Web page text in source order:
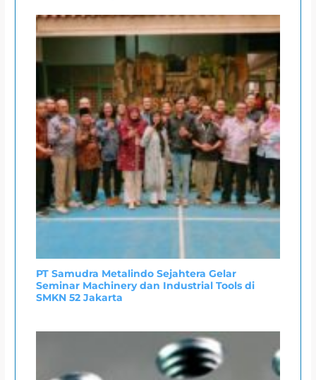
PT Samudra Metalindo Sejahtera Gelar
Seminar Machinery dan Industrial Tools di
SMKN 52 Jakarta